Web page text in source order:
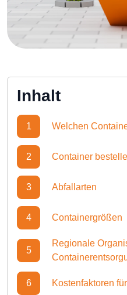
Inhalt
1 Welchen
2 Container
3 Abfallarten
4 Containergrößen
5
Regionale
6 Kostenfaktoren